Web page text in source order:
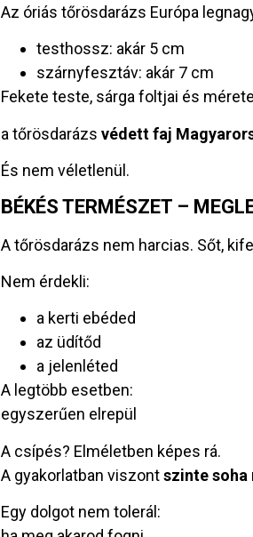
Az óriás tőrösdarázs Európa
testhossz: akár 5 cm
szárnyfesztáv: akár 7 cm
Fekete teste, sárga foltjai és
a tőrösdarázs védett faj
És nem véletlenül.
BÉKÉS TERMÉSZET –
A tőrösdarázs nem harcias. Sőt,
Nem érdekli:
a kerti ebéded
az üdítőd
a jelenléted
A legtöbb esetben:
egyszerűen elrepül
A csípés? Elméletben képes rá.
A gyakorlatban viszontszinte soha
Egy dolgot nem tolerál: